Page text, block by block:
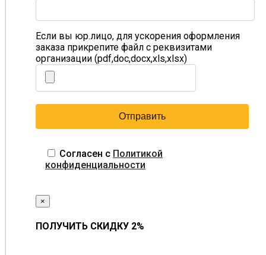
Если вы юр.лицо, для ускорения оформления
заказа прикрепите файл с реквизитами
организации (pdf,doc,docx,xls,xlsx)
Согласен с Политикой
конфиденциальности
×
ПОЛУЧИТЬ СКИДКУ 2%